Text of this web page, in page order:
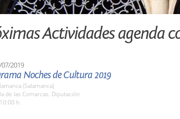
Actividades agenda
07/2019
Noches de Cultura 2019
(Salamanca)
de las Comarcas. Diputación
h.